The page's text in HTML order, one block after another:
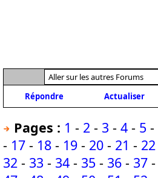
Répondre
Actualiser
Pages : 1 - 2 - 3 - 4 - 5 -
- 17 - 18 - 19 - 20 - 21 - 22
32 - 33 - 34 - 35 - 36 - 37 -